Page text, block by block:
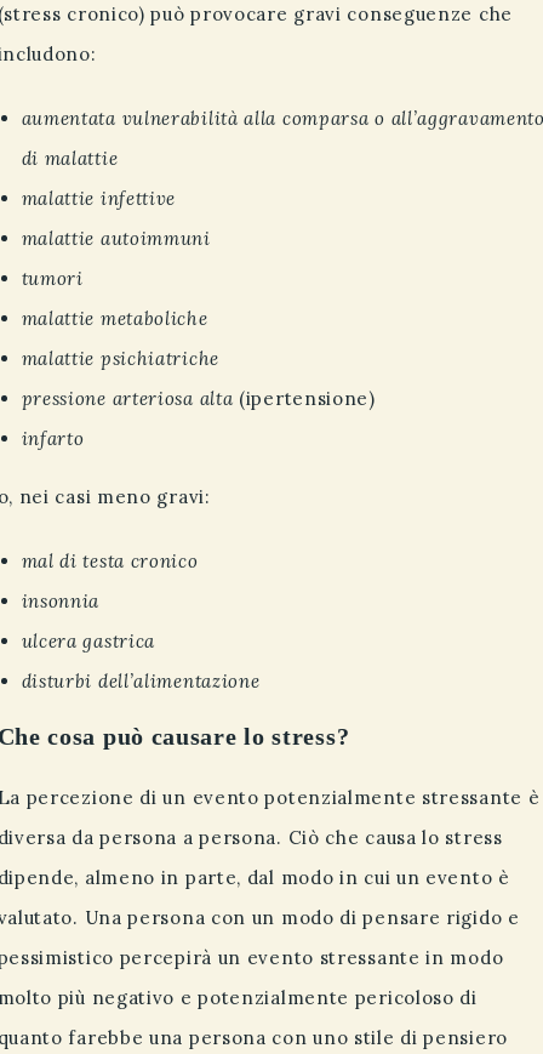
cronico) può provocare gravi conseguenze che
aumentata vulnerabilità alla comparsa o
di malattie
malattie infettive
malattie autoimmuni
tumori
malattie metaboliche
malattie psichiatriche
pressione arteriosa alta (ipertensione)
infarto
nei casi meno gravi:
mal di testa cronico
insonnia
ulcera gastrica
disturbi dell’alimentazione
cosa può causare lo stress?
percezione di un evento potenzialmente stressante è
da persona a persona. Ciò che causa lo stress
almeno in parte, dal modo in cui un evento è
Una persona con un modo di pensare rigido e
percepirà un evento stressante in modo
più negativo e potenzialmente pericoloso di
farebbe una persona con uno stile di pensiero